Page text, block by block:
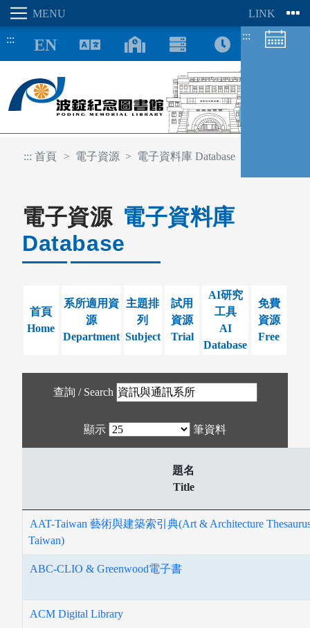
::: :::
::: 首頁 電子資源 電子資料庫 Database
電子資源 電子資料庫
Database
首頁
Home
系所適用資
源
Department
主題排
列
Subject
試用
資源
Trial
AI研究
工具
AI
Database
免費
資源
Free
查詢 / Search
顯示 筆資料
題名
Title
AAT-Taiwan 藝術與建築索引典(Art & Architecture
Taiwan)
ABC-CLIO & Greenwood電子書
ACM Digital Library